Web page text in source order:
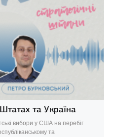
та Україна
вибори у США на перебіг
та